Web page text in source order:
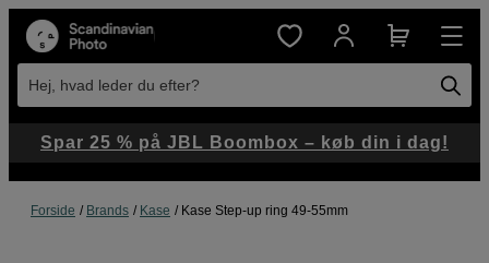
Hej, hvad leder du efter?
Forside Brands Kase Kase Step-up ring 49-55mm
Spar 25 % på JBL Boombox – køb din i dag!